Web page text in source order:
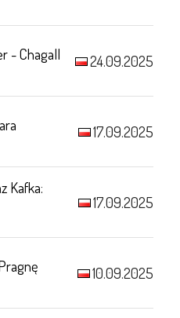
- Chagall 24.09.2025
17.09.2025
Kafka:
17.09.2025
10.09.2025